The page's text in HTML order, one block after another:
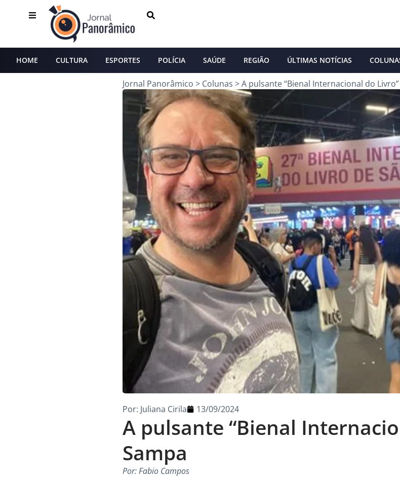
HOME CULTURA ESPORTES POLÍCIA SAÚDE REGIÃO ÚLTIMAS NOTÍCIAS
Jornal Panorâmico > Colunas >A pulsante “Bienal Internacional do
A pulsante “Bienal
Sampa
Por: Juliana Cirila 13/09/2024
Por: Fabio Campos